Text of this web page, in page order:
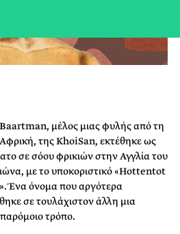
μέλος μιας φυλής από τη
της KhoiSan, εκτέθηκε ως
σε σόου φρικιών στην Αγγλία του
με το υποκοριστικό «Hottentot
Ένα όνομα που αργότερα
σε τουλάχιστον άλλη μια
τρόπο.